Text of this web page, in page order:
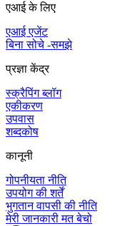
एआई के लिए
एआई एजेंट
बिना सोचे -समझे
प्रज्ञा केंद्र
स्क्रैपिंग ब्लॉग
एकीकरण
उपवास
शब्दकोष
कानूनी
गोपनीयता नीति
उपयोग की शर्तें
भुगतान वापसी की नीति
मेरी जानकारी मत बेचो